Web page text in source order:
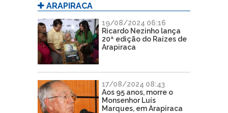
ARAPIRACA
19/08/2024 06:16
Ricardo Nezinho lança
20ª edição do Raízes de
Arapiraca
17/08/2024 08:43
Aos 95 anos, morre o
Monsenhor Luís
Marques, em Arapiraca